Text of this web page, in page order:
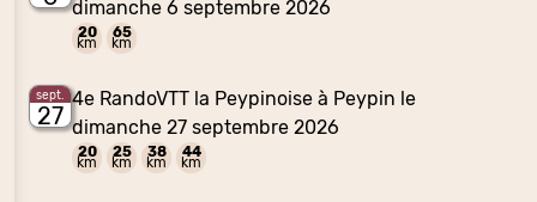
dimanche 6 septembre 2026
20
km
65
km
sept.
27
4e RandoVTT la Peypinoise à Peypin le
dimanche 27 septembre 2026
20
km
25
km
38
km
44
km